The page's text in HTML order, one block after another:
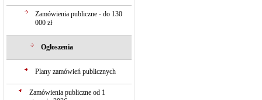
Zamówienia publiczne - do 130
000 zł
Ogłoszenia
Plany zamówień publicznych
Zamówienia publiczne od 1